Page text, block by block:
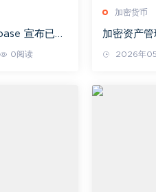
宣布已将
计划！以下
0阅读
加密货币
加密资产
它将这种
货币！详
2026年